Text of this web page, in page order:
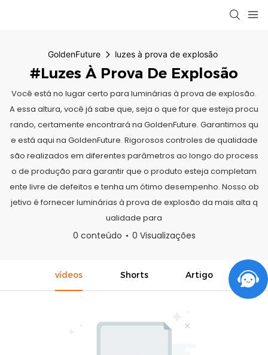
GoldenFuture luzes à prova de explosão
#luzes À Prova De Explosão
Você está no lugar certo para luminárias à prova de explosão.
A essa altura, você já sabe que, seja o que for que esteja procu
rando, certamente encontrará na GoldenFuture. Garantimos qu
e está aqui na GoldenFuture. Rigorosos controles de qualidade
são realizados em diferentes parâmetros ao longo do process
o de produção para garantir que o produto esteja completam
ente livre de defeitos e tenha um ótimo desempenho. Nosso ob
jetivo é fornecer luminárias à prova de explosão da mais alta q
ualidade para
0 conteúdo 0 Visualizações
vídeos Shorts Artigo